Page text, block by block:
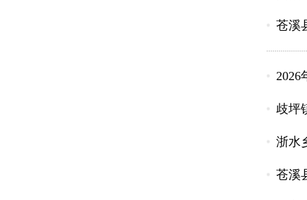
苍溪
2026
歧坪
浙水
苍溪